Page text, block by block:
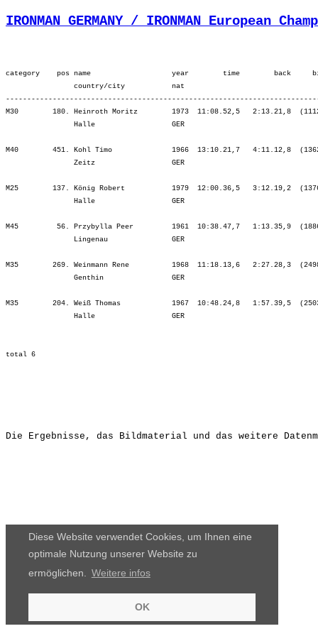
Diese Website verwendet Cookies, um Ihnen eine
optimale Nutzung unserer Website zu
ermöglichen.
Weitere infos
OK
IRONMAN GERMANY / IRONMAN European
category    pos name                   year        time        back
                country/city           nat
M30        180. Heinroth Moritz        1973  11:08.52,5   2:13.21,8
Halle                  GER
M40        451. Kohl Timo              1966  13:10.21,7   4:11.12,8
Zeitz                  GER
M25        137. König Robert           1979  12:00.36,5   3:12.19,2
Halle                  GER
M45         56. Przybylla Peer         1961  10:38.47,7   1:13.35,9
Lingenau               GER
M35        269. Weinmann Rene          1968  11:18.13,6   2:27.28,3
Genthin                GER
M35        204. Weiß Thomas            1967  10:48.24,8   1:57.39,5
Halle                  GER
Die Ergebnisse, das Bildmaterial und das weitere